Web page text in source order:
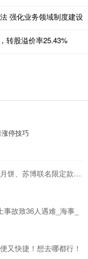
强化业务领域制度建设
转股溢价率25.43%
停技巧
饼、苏博联名限定款…
故致36人遇难_海事_
又快捷！想去哪都行！